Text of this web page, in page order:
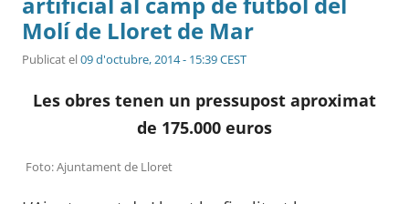
Molí de Lloret de Mar
Publicat el09 d'octubre, 2014 - 15:39 CEST
Les obres tenen un pressupost aproximat
de 175.000 euros
Foto: Ajuntament de Lloret